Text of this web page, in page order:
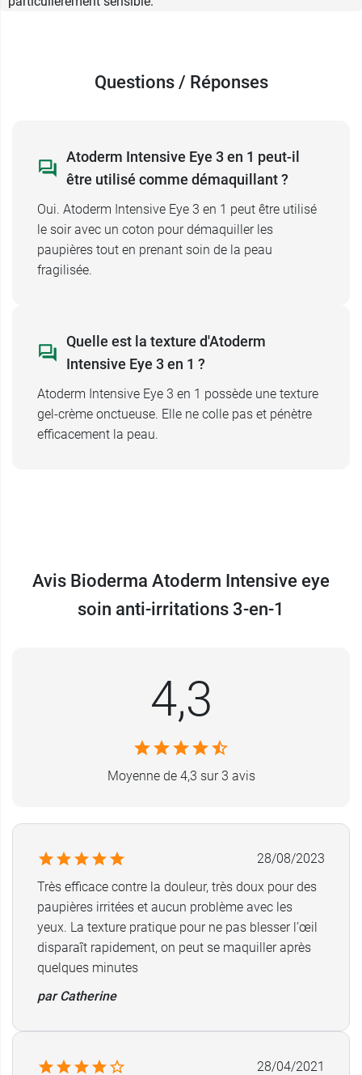
Questions / Réponses
Atoderm Intensive Eye 3 en 1 peut-il
être utilisé comme démaquillant ?
Oui. Atoderm Intensive Eye 3 en 1 peut être utilisé
le soir avec un coton pour démaquiller les
paupières tout en prenant soin de la peau
fragilisée.
Quelle est la texture d'Atoderm
Intensive Eye 3 en 1 ?
Atoderm Intensive Eye 3 en 1 possède une texture
gel-crème onctueuse. Elle ne colle pas et pénètre
efficacement la peau.
Avis Bioderma Atoderm Intensive eye
soin anti-irritations 3-en-1
4,3
Moyenne de 4,3 sur 3 avis
28/08/2023
Très efficace contre la douleur, très doux pour des
paupières irritées et aucun problème avec les
yeux. La texture pratique pour ne pas blesser l’œil
disparaît rapidement, on peut se maquiller après
quelques minutes
par Catherine
28/04/2021